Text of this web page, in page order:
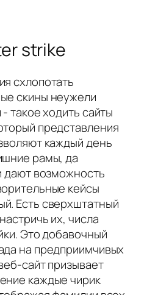
strike
схлопотать
скины неужели
такое ходить сайты
представления
каждый день
рамы, да
дают возможность
кейсы
Есть сверхштатный
их, числа
Это добавочный
на предприимчивых
сайт призывает
каждые чирик